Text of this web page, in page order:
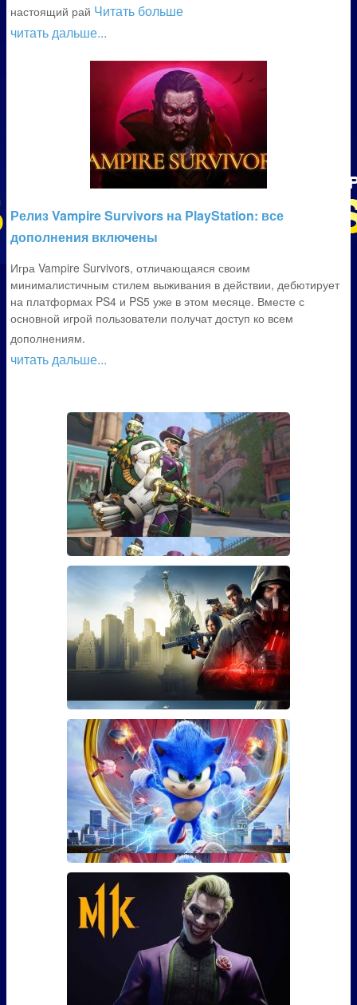
настоящий рай Читать больше
читать дальше...
Релиз Vampire Survivors на PlayStation: все
дополнения включены
Игра Vampire Survivors, отличающаяся своим
минималистичным стилем выживания в действии, дебютирует
на платформах PS4 и PS5 уже в этом месяце. Вместе с
основной игрой пользователи получат доступ ко всем
дополнениям.
читать дальше...
Гайд: Как открыть скин Марди
Гра для Эш из Overwatch
Если вы играли в Overwatch, то наверняка видели
там персона
Гайд: Как использовать бустер
30 уровня для The Division 2
Фанаты The Division 2 наверняка уже в курсе, что 3
марта игра �
Сколько сцен после титров у
Соника?
Сейчас практически каждый фильм – это повод
задерж�